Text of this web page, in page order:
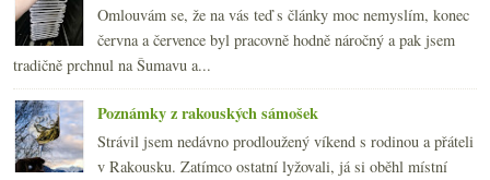
Omlouvám se, že na vás teď s články moc nemyslím, konec
června a července byl pracovně hodně náročný a pak jsem
tradičně prchnul na Šumavu a...
Poznámky z rakouských sámošek
Strávil jsem nedávno prodloužený víkend s rodinou a přáteli
v Rakousku. Zatímco ostatní lyžovali, já si oběhl místní